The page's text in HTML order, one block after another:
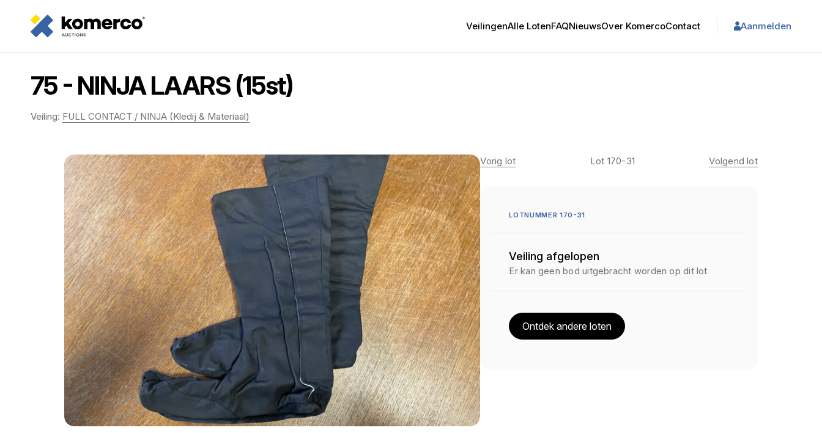
VeilingenAlle LotenFAQNieuwsOver KomercoContact Aanmelden
75 - NINJA LAARS (15st)
Veiling: FULL CONTACT / NINJA (Kledij & Materiaal)
Vorig lot Lot 170-31 Volgend lot
LOTNUMMER 170-31
Veiling afgelopen
Er kan geen bod uitgebracht worden op dit lot
Ontdek andere loten